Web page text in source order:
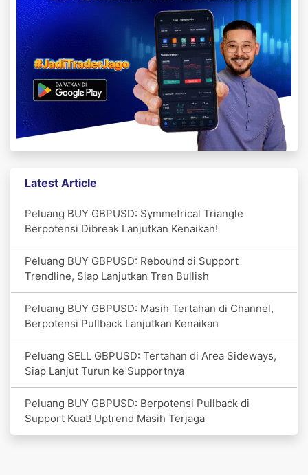
Latest Article
Peluang BUY GBPUSD: Symmetrical Triangle
Berpotensi Dibreak Lanjutkan Kenaikan!
Peluang BUY GBPUSD: Rebound di Support
Trendline, Siap Lanjutkan Tren Bullish
Peluang BUY GBPUSD: Masih Tertahan di Channel,
Berpotensi Pullback Lanjutkan Kenaikan
Peluang SELL GBPUSD: Tertahan di Area Sideways,
Siap Lanjut Turun ke Supportnya
Peluang BUY GBPUSD: Berpotensi Pullback di
Support Kuat! Uptrend Masih Terjaga